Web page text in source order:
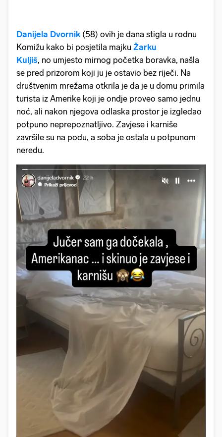
Danijela Dvornik (58) ovih je dana stigla u rodnu
Komižu kako bi posjetila majku Žarku
Kuljiš, no umjesto mirnog početka boravka, našla
se pred prizorom koji ju je ostavio bez riječi. Na
društvenim mrežama otkrila je da je u domu primila
turista iz Amerike koji je ondje proveo samo jednu
noć, ali nakon njegova odlaska prostor je izgledao
potpuno neprepoznatljivo. Zavjese i karniše
završile su na podu, a soba je ostala u potpunom
neredu.